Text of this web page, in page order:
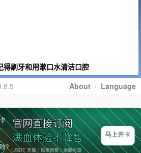
得刷牙和用漱口水清洁口腔
About · Language